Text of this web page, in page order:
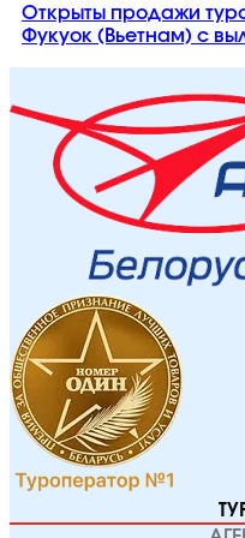
Открыты продажи туров на
Фукуок (Вьетнам) с